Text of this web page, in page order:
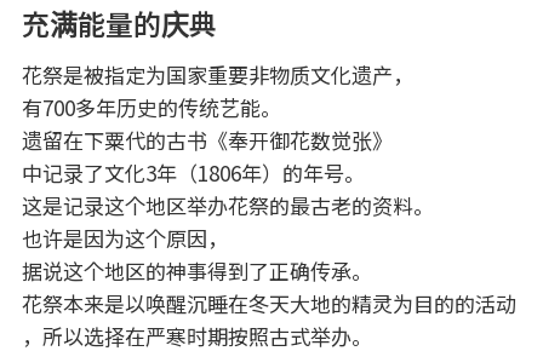
充满能量的庆典
花祭是被指定为国家重要非物质文化遗产，
有700多年历史的传统艺能。
遗留在下粟代的古书《奉开御花数觉张》
中记录了文化3年（1806年）的年号。
这是记录这个地区举办花祭的最古老的资料。
也许是因为这个原因，
据说这个地区的神事得到了正确传承。
花祭本来是以唤醒沉睡在冬天大地的精灵为目的的活动
，所以选择在严寒时期按照古式举办。